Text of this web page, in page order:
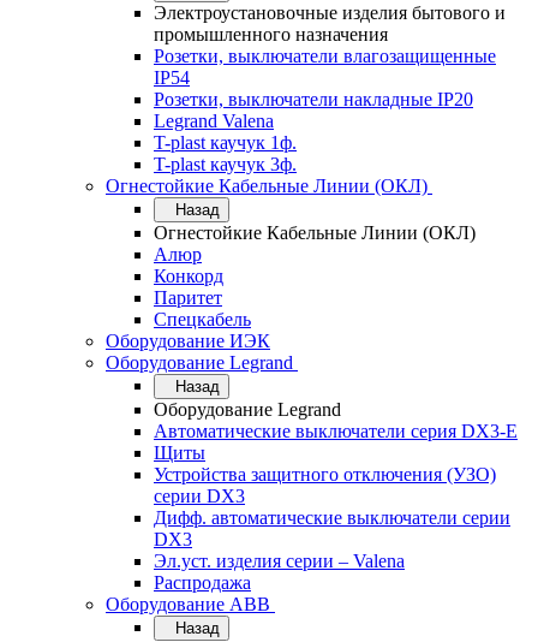
Электроустановочные изделия бытового и
промышленного назначения
Розетки, выключатели влагозащищенные
IP54
Розетки, выключатели накладные IP20
Legrand Valena
T-plast каучук 1ф.
T-plast каучук 3ф.
Огнестойкие Кабельные Линии (ОКЛ)
Назад
Огнестойкие Кабельные Линии (ОКЛ)
Алюр
Конкорд
Паритет
Спецкабель
Оборудование ИЭК
Оборудование Legrand
Назад
Оборудование Legrand
Автоматические выключатели серия DX3-E
Щиты
Устройства защитного отключения (УЗО)
серии DX3
Дифф. автоматические выключатели серии
DX3
Эл.уст. изделия серии – Valena
Распродажа
Оборудование АВВ
Назад